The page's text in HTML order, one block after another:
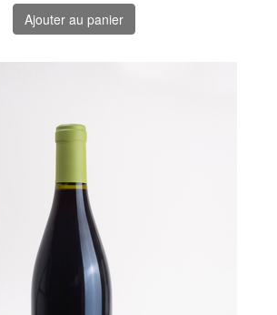
Ajouter au panier